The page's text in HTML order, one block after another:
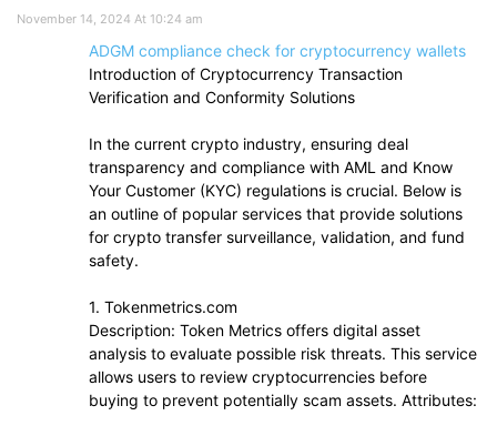
November 14, 2024 At 10:24 am
ADGM compliance check for cryptocurrency wallets
Introduction of Cryptocurrency Transaction
Verification and Conformity Solutions
In the current crypto industry, ensuring deal
transparency and compliance with AML and Know
Your Customer (KYC) regulations is crucial. Below is
an outline of popular services that provide solutions
for crypto transfer surveillance, validation, and fund
safety.
1. Tokenmetrics.com
Description: Token Metrics offers digital asset
analysis to evaluate possible risk threats. This service
allows users to review cryptocurrencies before
buying to prevent potentially scam assets. Attributes: